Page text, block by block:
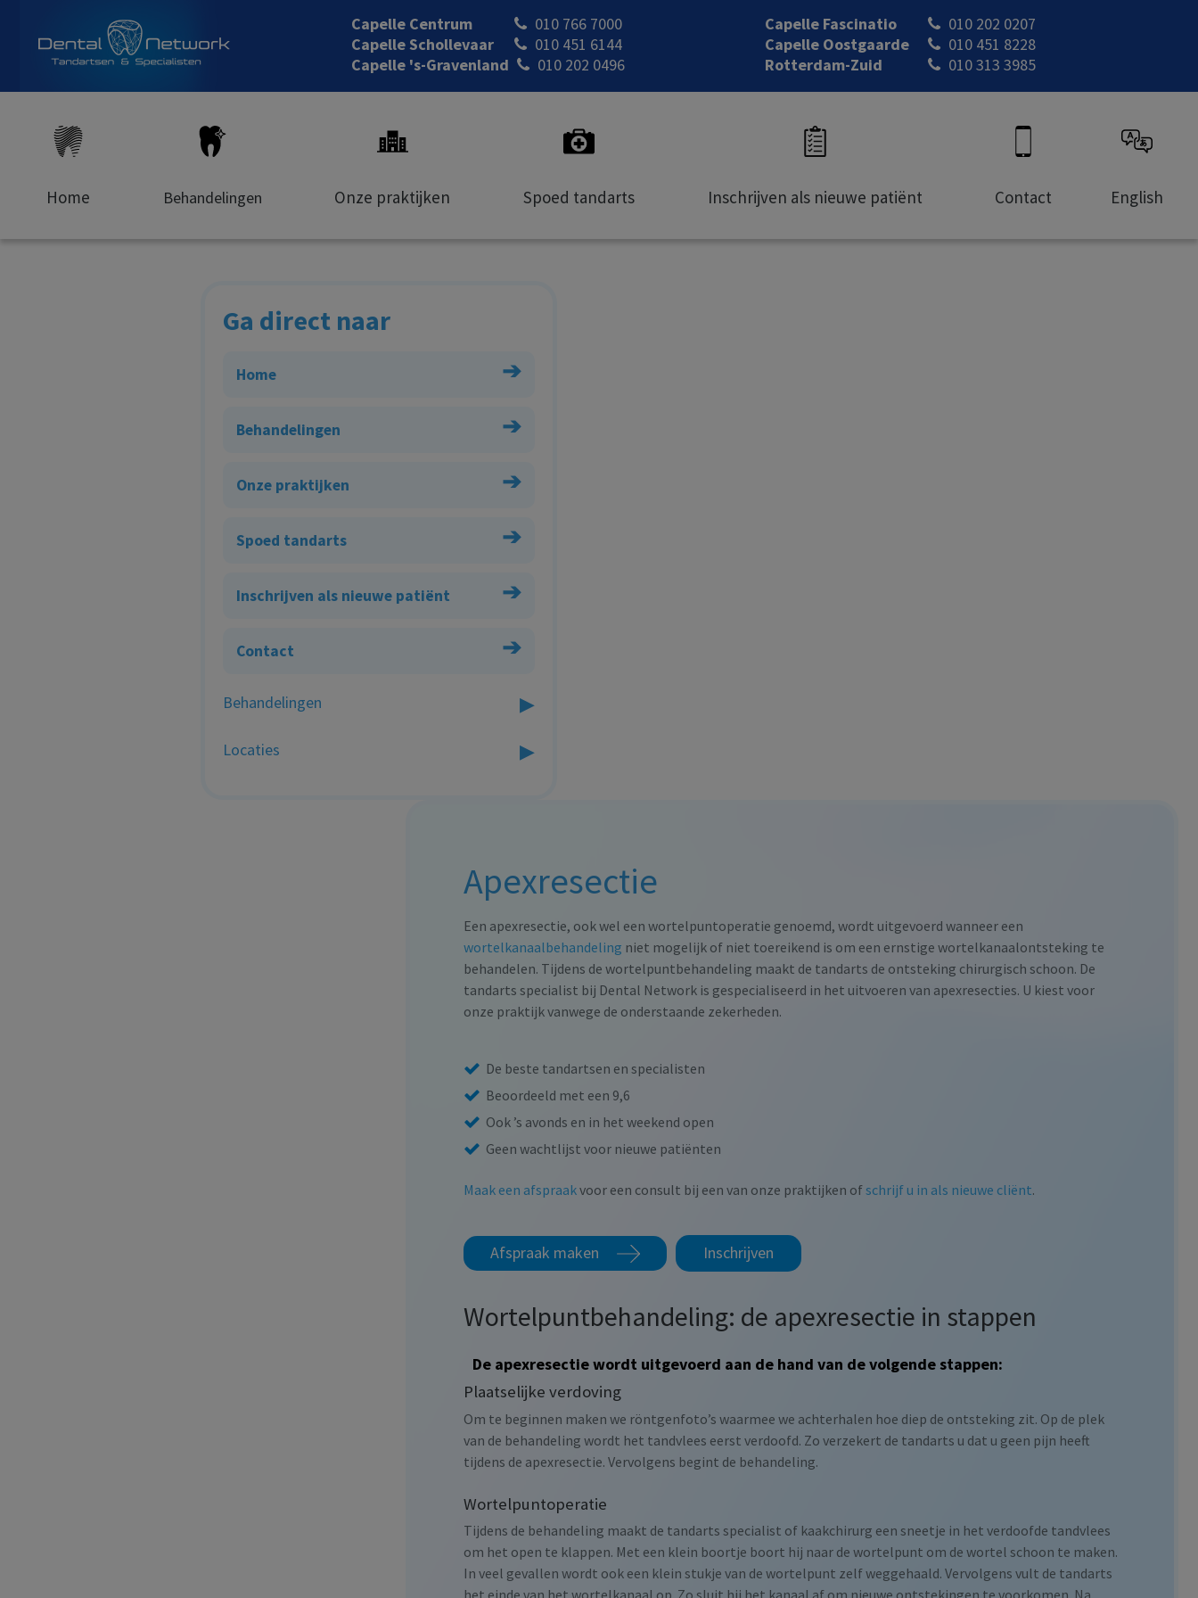
Capelle Centrum
010 766 7000
Capelle Schollevaar
010 451 6144
Capelle 's-Gravenland
010 202 0496
Capelle Fascinatio
010 202 0207
Capelle Oostgaarde
010 451 8228
Rotterdam-Zuid
010 313 3985
Home Behandelingen Onze praktijken Spoed tandarts Inschrijven als nieuwe patiënt Contact English
Ga direct naar
Home ➔
Behandelingen ➔
Onze praktijken ➔
Spoed tandarts ➔
Inschrijven als nieuwe patiënt ➔
Contact ➔
Behandelingen
Locaties
Apexresectie
Een apexresectie, ook wel een wortelpuntoperatie genoemd, wordt uitgevoerd wanneer een
wortelkanaalbehandeling niet mogelijk of niet toereikend is om een ernstige wortelkanaalontsteking te
behandelen. Tijdens de wortelpuntbehandeling maakt de tandarts de ontsteking chirurgisch schoon. De
tandarts specialist bij Dental Network is gespecialiseerd in het uitvoeren van apexresecties. U kiest voor
onze praktijk vanwege de onderstaande zekerheden.
De beste tandartsen en specialisten
Beoordeeld met een 9,6
Ook ’s avonds en in het weekend open
Geen wachtlijst voor nieuwe patiënten
Maak een afspraakvoor een consult bij een van onze praktijken ofschrijf u in als nieuwe cliënt.
Afspraak maken Inschrijven
Wortelpuntbehandeling: de apexresectie in stappen
De apexresectie wordt uitgevoerd aan de hand van de volgende stappen:
Plaatselijke verdoving
Om te beginnen maken we röntgenfoto’s waarmee we achterhalen hoe diep de ontsteking zit. Op de plek
van de behandeling wordt het tandvlees eerst verdoofd. Zo verzekert de tandarts u dat u geen pijn heeft
tijdens de apexresectie. Vervolgens begint de behandeling.
Wortelpuntoperatie
Tijdens de behandeling maakt de tandarts specialist of kaakchirurg een sneetje in het verdoofde tandvlees
om het open te klappen. Met een klein boortje boort hij naar de wortelpunt om de wortel schoon te maken.
In veel gevallen wordt ook een klein stukje van de wortelpunt zelf weggehaald. Vervolgens vult de tandarts